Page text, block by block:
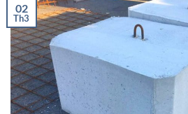
02
Th3